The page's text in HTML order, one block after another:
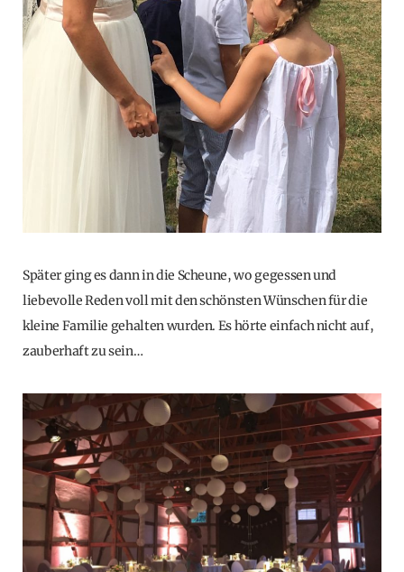
Später ging es dann in die Scheune, wo gegessen und
liebevolle Reden voll mit den schönsten Wünschen für die
kleine Familie gehalten wurden. Es hörte einfach nicht auf,
zauberhaft zu sein…